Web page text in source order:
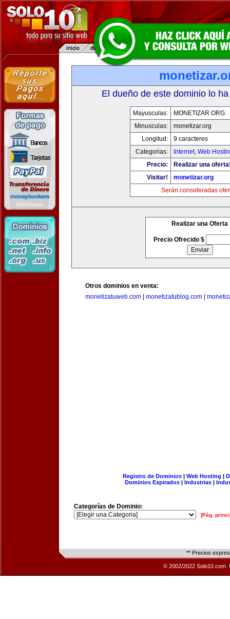
El dueño de este dominio lo
Mayusculas:
MONETIZAR.ORG
Minusculas:
monetizar.org
Longitud:
9 caracteres
Categorias:
Internet, Web
Precio:
Realizar una
Visitar!
monetizar.org
Serán consideradas
Realizar una Oferta
Precio Ofrecido $
Otros dominios en venta:
monetizatuweb.com
monetizatublog.com
Registro de Dominios| Web Hosting |
Dominios Expirados | Industrias |
Categorías de Dominio:
[Pág.
** Precios
© 2002/2022 Solo10.com